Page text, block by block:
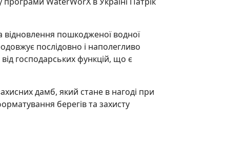
відновлення пошкодженої водної
послідовно і наполегливо
господарських функцій, що є
дамб, який стане в нагоді при
берегів та захисту